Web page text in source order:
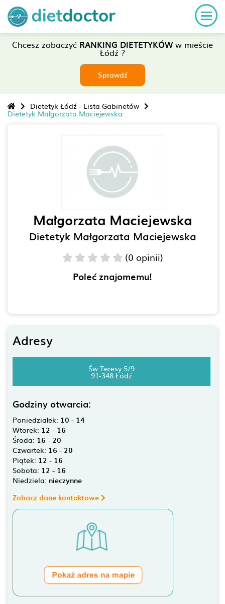
Chcesz zobaczyć RANKING DIETETYKÓWw mieście
Łódź ?
Sprawdź
Dietetyk Łódź - Lista Gabinetów
Dietetyk Małgorzata Maciejewska
Małgorzata Maciejewska
Dietetyk Małgorzata Maciejewska
(0 opinii)
Poleć znajomemu!
Adresy
Św.Teresy 5/9
91-348 Łódź
Godziny otwarcia:
Poniedziałek: 10 - 14
Wtorek: 12 - 16
Środa: 16 - 20
Czwartek: 16 - 20
Piątek: 12 - 16
Sobota: 12 - 16
Niedziela: nieczynne
Zobacz dane kontaktowe